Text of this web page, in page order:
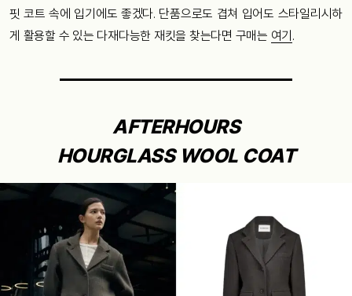
핏 코트 속에 입기에도 좋겠다. 단품으로도 겹쳐 입어도 스타일리시하
게 활용할 수 있는 다재다능한 재킷을 찾는다면 구매는 여기.
AFTERHOURS
HOURGLASS WOOL COAT